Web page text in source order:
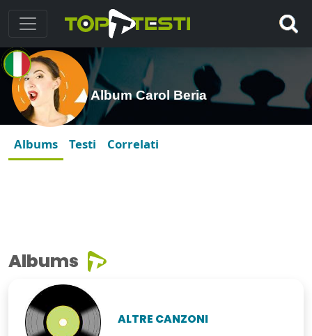
Album Carol Beria
Albums Testi Correlati
Albums
ALTRE CANZONI